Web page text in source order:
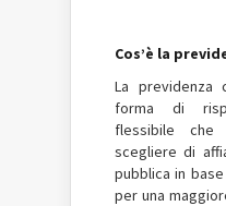
Cos’è la
La previdenza
forma di
flessibile che
scegliere di
pubblica in
per una